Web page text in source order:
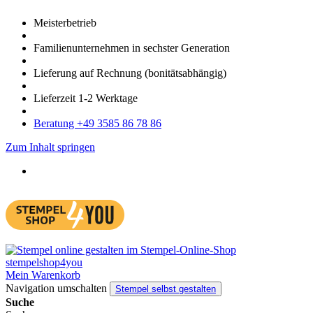
Meister­betrieb
Familien­unter­nehmen in sechster Gene­ration
Lieferung auf Rech­nung (bonitätsabhängig)
Liefer­zeit 1-2 Werk­tage
Bera­tung +49 3585 86 78 86
Zum Inhalt springen
Mein Warenkorb
Navigation umschalten
Stempel selbst gestalten
Suche